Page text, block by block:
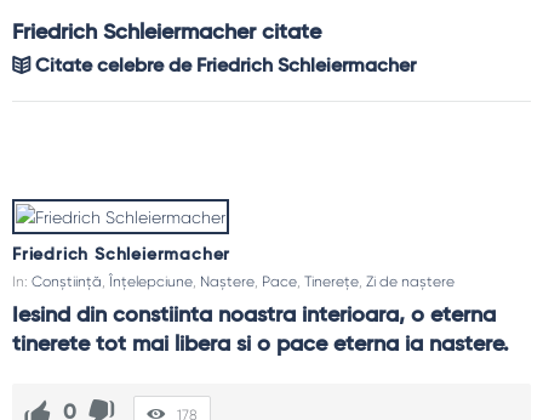
Friedrich Schleiermacher citate
Citate celebre de Friedrich Schleiermacher
Friedrich Schleiermacher
In: Conștiință Înțelepciune Naștere Pace Tinerețe Zi de naștere
Iesind din constiinta noastra interioara, o eterna
tinerete tot mai libera si o pace eterna ia nastere.
0 178